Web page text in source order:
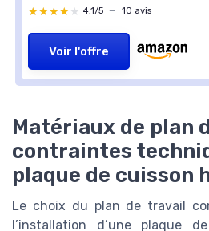
★★★★★
★★★★★ 4,1/5 — 10 avis
Voir l'offre
Matériaux de plan
contraintes
plaque de cuisson
Le choix du plan de travail
l’installation d’une plaque